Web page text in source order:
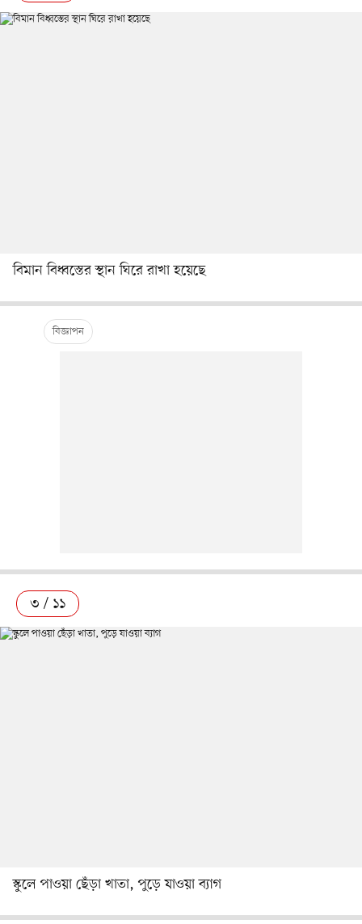
বিমান বিধ্বস্তের স্থান ঘিরে রাখা হয়েছে
৩ / ১১
স্কুলে পাওয়া ছেঁড়া খাতা, পুড়ে যাওয়া ব্যাগ